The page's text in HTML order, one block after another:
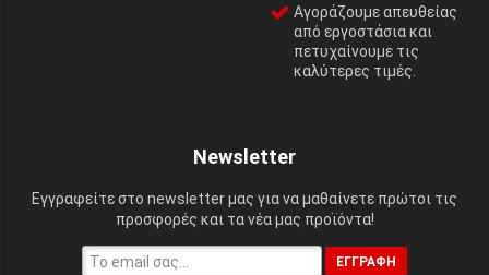
Αγοράζουμε απευθείας
από εργοστάσια και
πετυχαίνουμε τις
καλύτερες τιμές.
Newsletter
Εγγραφείτε στο newsletter μας για να μαθαίνετε πρώτοι τις
προσφορές και τα νέα μας προϊόντα!
ΕΓΓΡΑΦΉ